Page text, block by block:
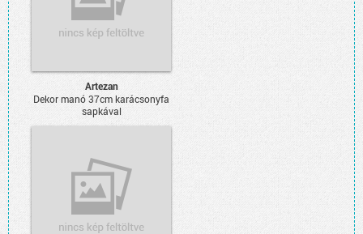
Artezan
Dekor manó 37cm karácsonyfa
sapkával